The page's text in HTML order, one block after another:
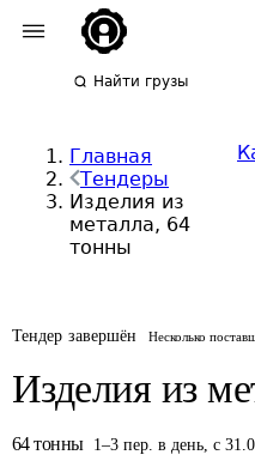
Найти грузы
Главная
Тендеры
Изделия из
металла, 64
тонны
Тендер завершён Несколько
Изделия из
64 тонны 1–3 пер. в день, с